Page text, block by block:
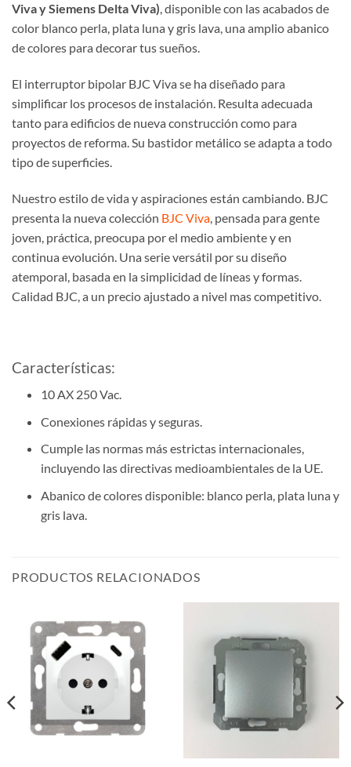
Viva y Siemens Delta Viva), disponible con las acabados de
color blanco perla, plata luna y gris lava, una amplio abanico
de colores para decorar tus sueños.
El interruptor bipolar BJC Viva se ha diseñado para
simplificar los procesos de instalación. Resulta adecuada
tanto para edificios de nueva construcción como para
proyectos de reforma. Su bastidor metálico se adapta a todo
tipo de superficies.
Nuestro estilo de vida y aspiraciones están cambiando. BJC
presenta la nueva colección BJC Viva, pensada para gente
joven, práctica, preocupa por el medio ambiente y en
continua evolución. Una serie versátil por su diseño
atemporal, basada en la simplicidad de líneas y formas.
Calidad BJC, a un precio ajustado a nivel mas competitivo.
Características:
10 AX 250 Vac.
Conexiones rápidas y seguras.
Cumple las normas más estrictas internacionales,
incluyendo las directivas medioambientales de la UE.
Abanico de colores disponible: blanco perla, plata luna y
gris lava.
PRODUCTOS RELACIONADOS